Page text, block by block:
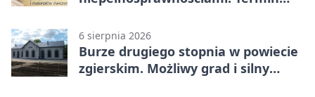
6 sierpnia 2026
Burze drugiego stopnia w powiecie
zgierskim. Możliwy grad i silny